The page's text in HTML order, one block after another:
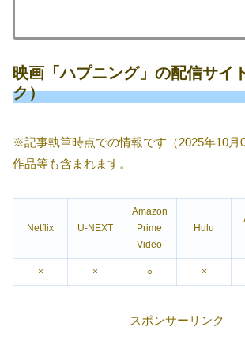
映画「ハプニング」の配信サイ
ク）
※記事執筆時点での情報です（2025年10月
作品等も含まれます。
Netflix U-NEXT
Amazon
Prime
Video
Hulu
× × ○ ×
スポンサーリンク